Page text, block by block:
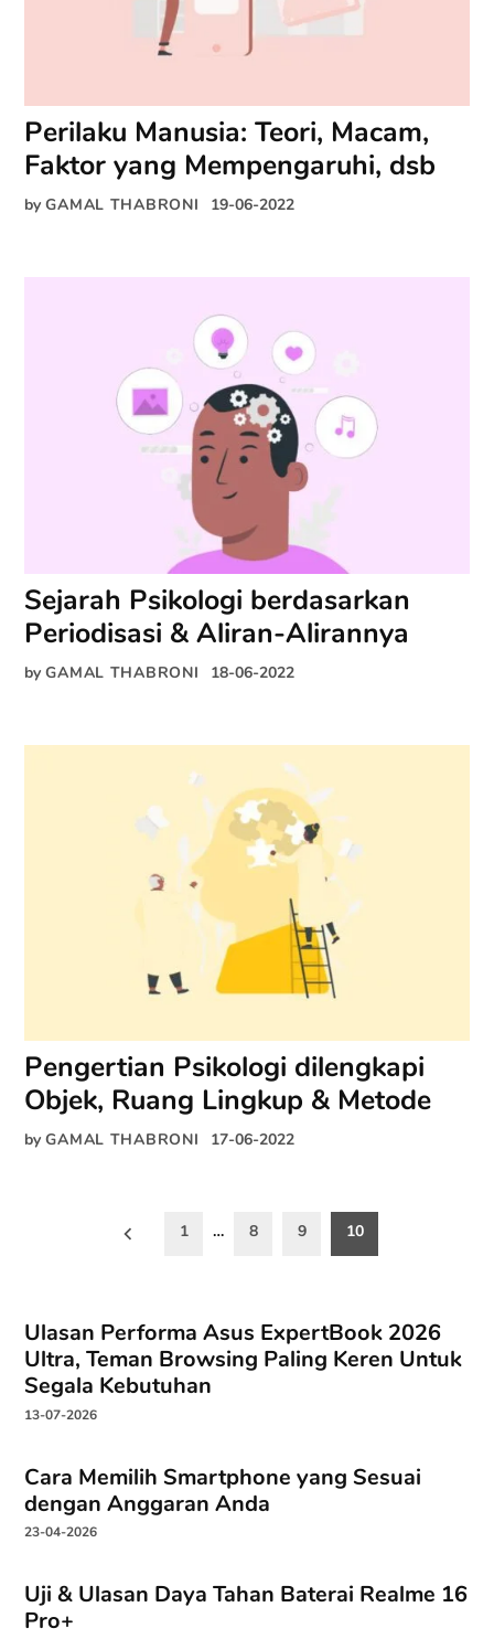
Perilaku Manusia: Teori, Macam,
Faktor yang Mempengaruhi, dsb
by GAMAL THABRONI 19-06-2022
Sejarah Psikologi berdasarkan
Periodisasi & Aliran-Alirannya
by GAMAL THABRONI 18-06-2022
Pengertian Psikologi dilengkapi
Objek, Ruang Lingkup & Metode
by GAMAL THABRONI 17-06-2022
Paginasi
1 … 8 9 10
Ulasan Performa Asus ExpertBook 2026
Ultra, Teman Browsing Paling Keren Untuk
Segala Kebutuhan
13-07-2026
Cara Memilih Smartphone yang Sesuai
dengan Anggaran Anda
23-04-2026
Uji & Ulasan Daya Tahan Baterai Realme 16
Pro+